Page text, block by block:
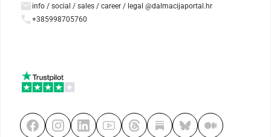
info / social / sales / career / legal @dalmacijaportal.hr
+385998705760